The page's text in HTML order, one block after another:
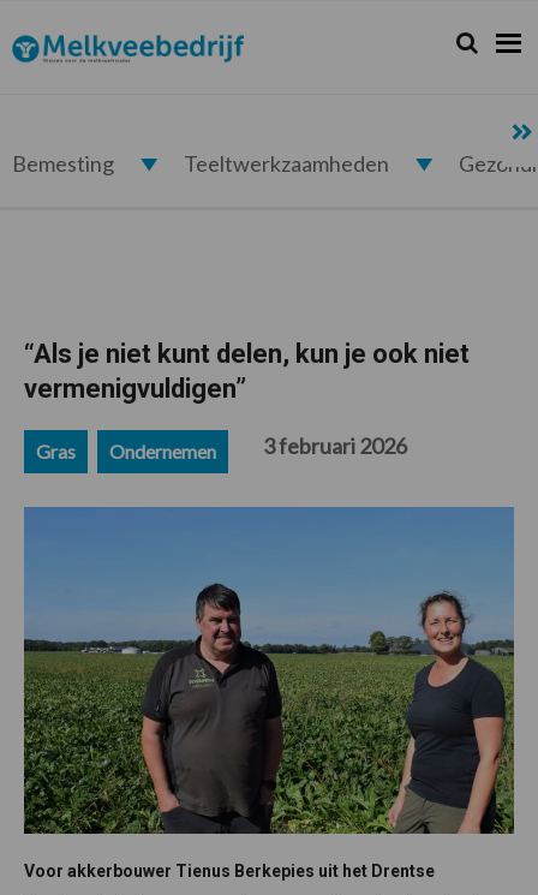
de
hoofdnavigatie
de
hoofd
de
eerste
de
voettekst
Melkveebedrijf.nl Zoeken...
Zoek
Bemesting Teeltwerkzaamheden
“Als je niet kunt delen, kun je ook niet
vermenigvuldigen”
Gras Ondernemen 3 februari 2026
Voor akkerbouwer Tienus Berkepies uit het Drentse